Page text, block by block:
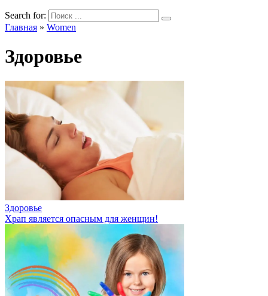
Search for:
Главная » Women
Здоровье
Здоровье
Храп является опасным для женщин!